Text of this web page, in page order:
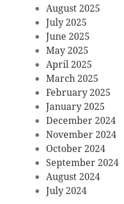
August 2025
July 2025
June 2025
May 2025
April 2025
March 2025
February 2025
January 2025
December 2024
November 2024
October 2024
September 2024
August 2024
July 2024